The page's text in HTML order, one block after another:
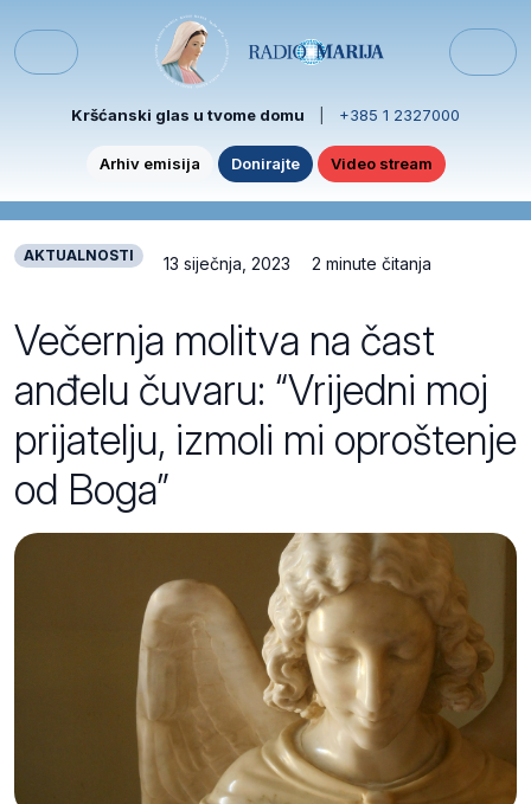
Menu
Kršćanski glas u tvome domu +385 1 2327000
Arhiv emisija Donirajte Video stream
AKTUALNOSTI 13 siječnja, 2023 2 minute čitanja
Večernja molitva na čast
anđelu čuvaru: “Vrijedni moj
prijatelju, izmoli mi oproštenje
od Boga”